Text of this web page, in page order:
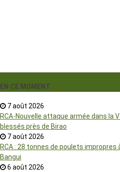
EN CE MOMENT
7 août 2026
RCA-Nouvelle attaque armée dans la
blessés près de Birao
7 août 2026
RCA : 28 tonnes de poulets
Bangui
6 août 2026